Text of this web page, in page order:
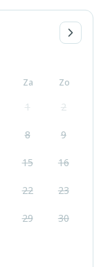
Za Zo
1 2
8 9
15 16
22 23
29 30